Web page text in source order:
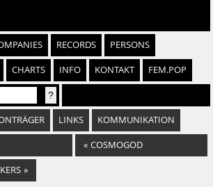
RECORDS PERSONS
CHARTS INFO KONTAKT FEM.POP
LINKS KOMMUNIKATION
« COSMOGOD
»